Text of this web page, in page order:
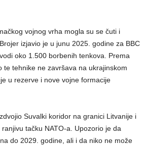
vojnog vrha mogla su se čuti i
izjavio je u junu 2025. godine za BBC
oko 1.500 borbenih tenkova. Prema
te tehnike ne završava na ukrajinskom
u rezerve i nove vojne formacije
Suvalki koridor na granici Litvanije i
tačku NATO-a. Upozorio je da
do 2029. godine, ali i da niko ne može